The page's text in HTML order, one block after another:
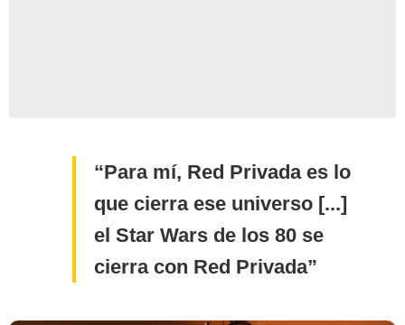
Para mí, Red Privada es lo
que cierra ese universo [...]
el Star Wars de los 80 se
cierra con Red Privada